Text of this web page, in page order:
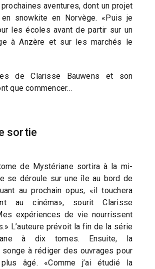
aventures, dont un projet
en snowkite en Norvège. «Puis je
les écoles avant de partir sur un
à Anzère et sur les marchés le
de Clarisse Bauwens et son
que commencer…
sortie
de Mystériane sortira à la mi-
se déroule sur une île au bord de
au prochain opus, «il touchera
au cinéma», sourit Clarisse
expériences de vie nourrissent
L’auteure prévoit la fin de la série
à dix tomes. Ensuite, la
songe à rédiger des ouvrages pour
âgé. «Comme j’ai étudié la